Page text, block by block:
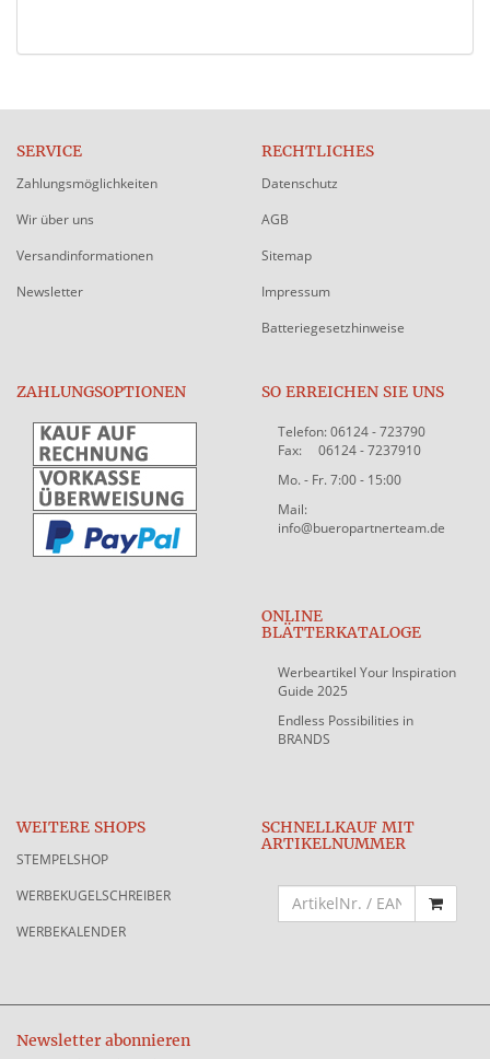
SERVICE
Zahlungsmöglichkeiten
Wir über uns
Versandinformationen
Newsletter
RECHTLICHES
Datenschutz
AGB
Sitemap
Impressum
Batteriegesetzhinweise
ZAHLUNGSOPTIONEN SO ERREICHEN SIE UNS
Telefon: 06124 - 723790
Fax: 06124 - 7237910
Mo. - Fr. 7:00 - 15:00
Mail:
info@bueropartnerteam.de
ONLINE
BLÄTTERKATALOGE
Werbeartikel Your Inspiration
Guide 2025
Endless Possibilities in
BRANDS
WEITERE SHOPS
STEMPELSHOP
WERBEKUGELSCHREIBER
WERBEKALENDER
SCHNELLKAUF MIT
ARTIKELNUMMER
Newsletter abonnieren